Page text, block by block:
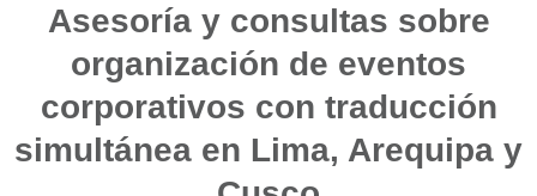
Asesoría y consultas sobre
organización de eventos
corporativos con traducción
simultánea en Lima, Arequipa y